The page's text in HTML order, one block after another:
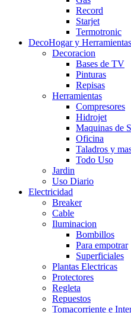
Record
Starjet
Termotronic
DecoHogar y Herramientas
Decoracion
Bases de TV
Pinturas
Repisas
Herramientas
Compresores
Hidrojet
Maquinas de
Oficina
Taladros y
Todo Uso
Jardin
Uso Diario
Electricidad
Breaker
Cable
Iluminacion
Bombillos
Para empotrar
Superficiales
Plantas Electricas
Protectores
Regleta
Repuestos
Tomacorriente e